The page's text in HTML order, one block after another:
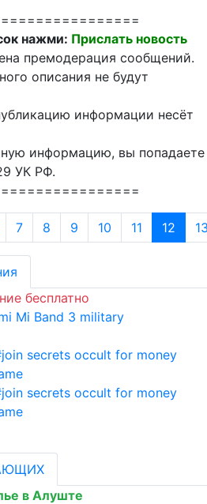
нажми: Прислать новость
премодерация сообщений.
описания не будут
информации несёт
информацию, вы попадаете
УК РФ.
7 8 9 10 11 12
бесплатно
Mi Band 3 military
secrets occult for money
secrets occult for money
в Алуште